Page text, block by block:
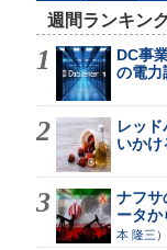
週間ランキン
DC事
の電力
レッ
いかけ
ナフサ
ータか
本 隆三 ）